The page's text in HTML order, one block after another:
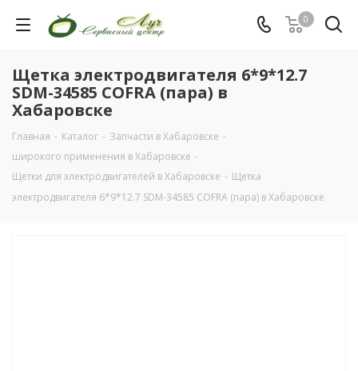
0
Щетка электродвигателя 6*9*12.7
SDM-34585 COFRA (пара) в
Хабаровске
Главная - Каталог - Запчасти в Хабаровске -
широкого применения в Хабаровске -
Щетки для электродвигателей в Хабаровске - Щетка
электродвигателя 6*9*12.7 SDM-34585 COFRA (пара) в Хабаровске